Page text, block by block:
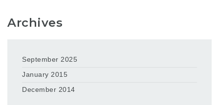
Archives
September 2025
January 2015
December 2014